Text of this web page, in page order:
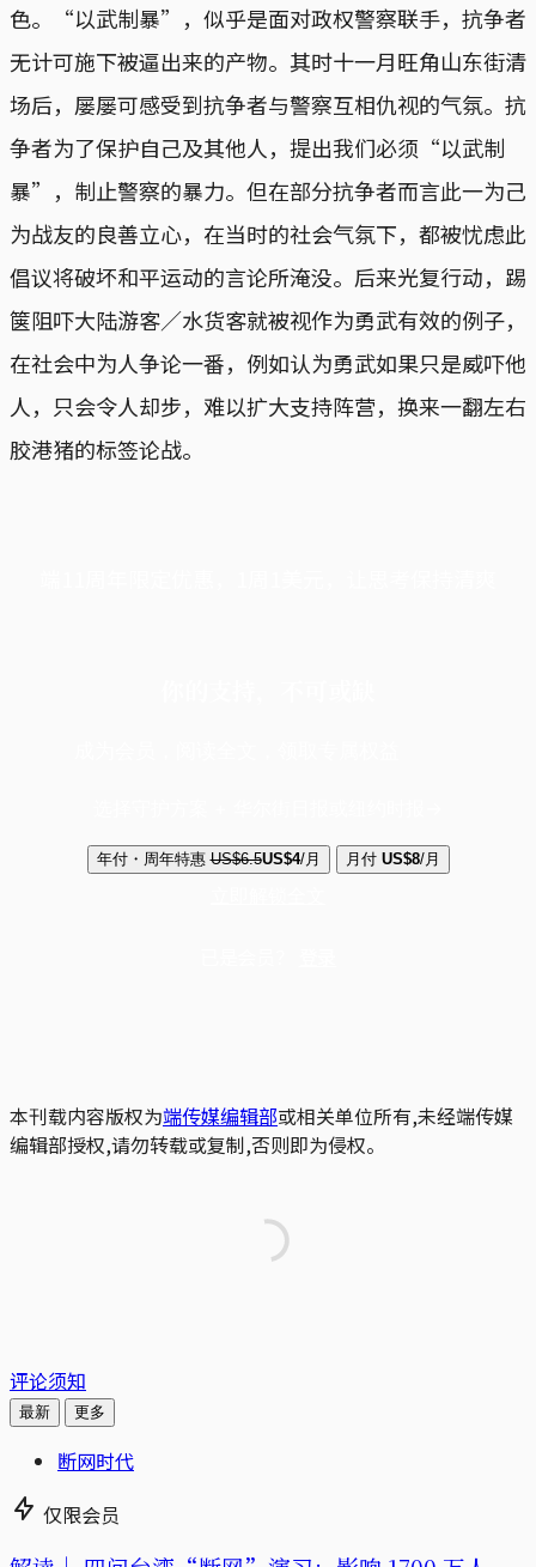
色。“以武制暴”，似乎是面对政权警察联手，抗争者
无计可施下被逼出来的产物。其时十一月旺角山东街清
场后，屡屡可感受到抗争者与警察互相仇视的气氛。抗
争者为了保护自己及其他人，提出我们必须“以武制
暴”，制止警察的暴力。但在部分抗争者而言此一为己
为战友的良善立心，在当时的社会气氛下，都被忧虑此
倡议将破坏和平运动的言论所淹没。后来光复行动，踢
箧阻吓大陆游客／水货客就被视作为勇武有效的例子，
在社会中为人争论一番，例如认为勇武如果只是威吓他
人，只会令人却步，难以扩大支持阵营，换来一翻左右
胶港猪的标签论战。
年付・周年特惠 US$6.5US$4/月 月付 US$8/月
本刊载内容版权为端传媒编辑部或相关单位所有,未经端传媒
编辑部授权,请勿转载或复制,否则即为侵权。
评论须知
最新 更多
断网时代
仅限会员